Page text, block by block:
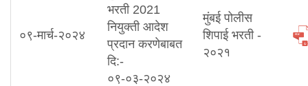
०९-मार्च-२०२४
भरती 2021
नियुक्ती आदेश
प्रदान करणेबाबत
दि:-
०९-०३-२०२४
मुंबई पोलीस
शिपाई भरती -
२०२१